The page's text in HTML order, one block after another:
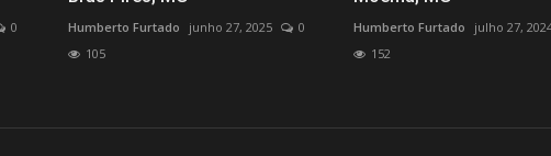
0
Humberto Furtado junho 27, 2025
0
105
Humberto Furtado julho 27,
152